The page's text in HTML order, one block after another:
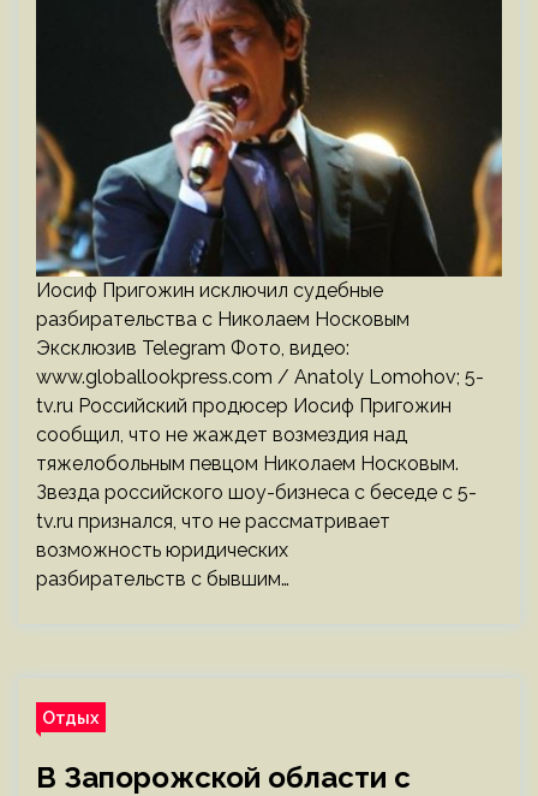
Иосиф Пригожин исключил судебные
разбирательства с Николаем Носковым
Эксклюзив Telegram Фото, видео:
www.globallookpress.com / Anatoly Lomohov; 5-
tv.ru Российский продюсер Иосиф Пригожин
сообщил, что не жаждет возмездия над
тяжелобольным певцом Николаем Носковым.
Звезда российского шоу-бизнеса с беседе с 5-
tv.ru признался, что не рассматривает
возможность юридических
разбирательств с бывшим…
Отдых
В Запорожской области с